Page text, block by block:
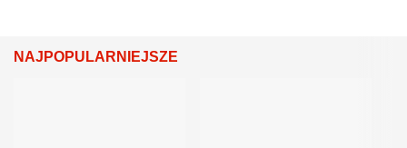
NAJPOPULARNIEJSZE